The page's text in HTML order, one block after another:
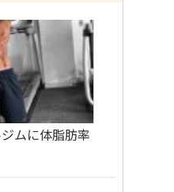
ムに体脂肪率